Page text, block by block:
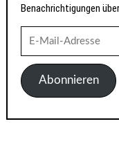
Benachrichtigungen
Mail-
AdresseAbonnieren